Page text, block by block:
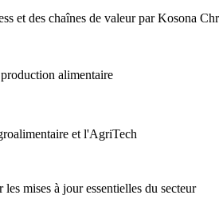
et des chaînes de valeur par Kosona
alimentaire
et l'AgriTech
mises à jour essentielles du secteur